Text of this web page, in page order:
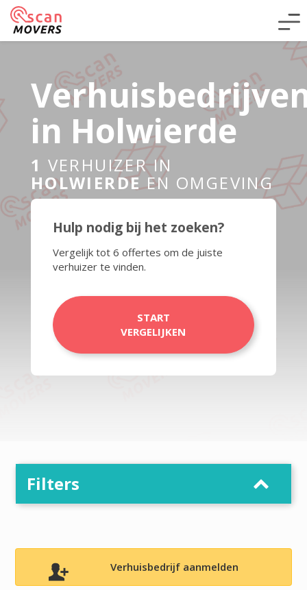
in Holwierde
1 VERHUIZER IN
HOLWIERDE EN OMGEVING
Hulp nodig bij het zoeken?
Vergelijk tot 6 offertes om de juiste
verhuizer te vinden.
START
VERGELIJKEN
Filters
Verhuisbedrijf aanmelden